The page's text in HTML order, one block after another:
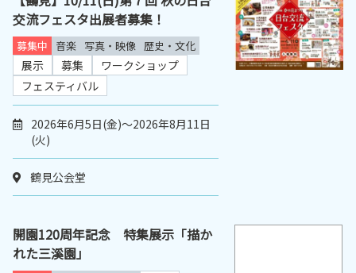
交流フェスタ出展者募集！
募集中 音楽 写真・映像 歴史・文化
展示 募集
ワークショップ
フェスティバル
2026年6月5日(金)～2026年8月11日
(火)
鶴見公会堂
開園120周年記念 特集展示「描か
れた三溪園」